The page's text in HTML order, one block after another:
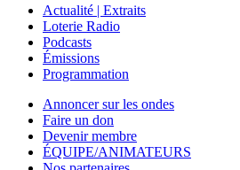
Actualité | Extraits
Loterie Radio
Podcasts
Émissions
Programmation
Annoncer sur les ondes
Faire un don
Devenir membre
ÉQUIPE/ANIMATEURS